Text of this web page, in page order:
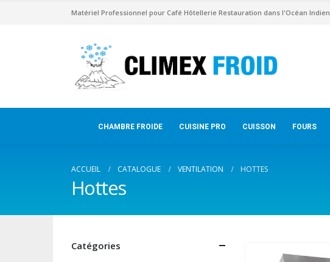
Matériel Professionnel pour Café Hôtellerie Restauration dans l'Océan Indien
CHAMBRE FROIDE CUISINE PRO CUISSON FOURS
ACCUEIL CATALOGUE VENTILATION HOTTES
Hottes
Catégories